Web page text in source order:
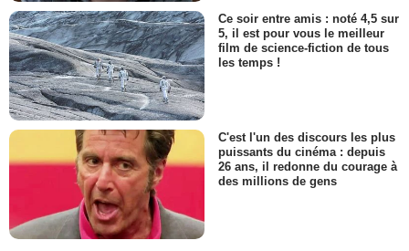
Ce soir entre amis : noté 4,5 sur
5, il est pour vous le meilleur
film de science-fiction de tous
les temps !
C'est l'un des discours les plus
puissants du cinéma : depuis
26 ans, il redonne du courage à
des millions de gens